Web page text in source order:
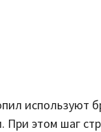
этом шаг